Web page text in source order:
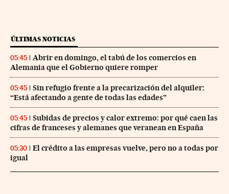
ÚLTIMAS NOTICIAS
05:45
Abrir en domingo, el tabú de los comercios en
Alemania que el Gobierno quiere romper
05:45
Sin refugio frente a la precarización del alquiler:
“Está afectando a gente de todas las edades”
05:45
Subidas de precios y calor extremo: por qué caen las
cifras de franceses y alemanes que veranean en España
05:30
El crédito a las empresas vuelve, pero no a todas por
igual